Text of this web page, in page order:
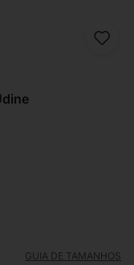
GUIA DE TAMANHOS